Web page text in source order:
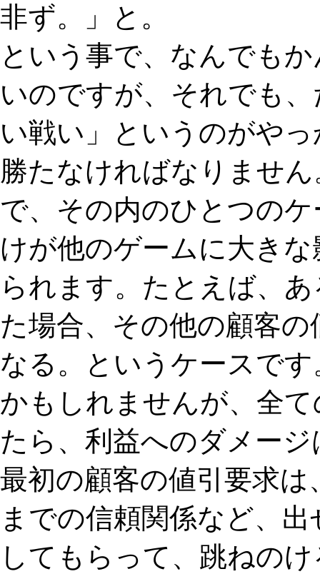
非ず。」と。
という事で、なんでも
いのですが、それでも
い戦い」というのがや
勝たなければなりません
で、その内のひとつの
けが他のゲームに大き
られます。たとえば、
た場合、その他の顧客
なる。というケースで
かもしれませんが、全
たら、利益へのダメー
最初の顧客の値引要求
までの信頼関係など、
してもらって、跳ねの